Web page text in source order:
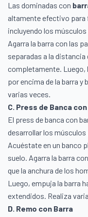
Las dominadas con
altamente efectivo para
incluyendo los
Agarra la barra con las
separadas a la distancia
completamente. Luego,
por encima de la barra
varias veces.
C. Press de Banca
El press de banca con
desarrollar los
Acuéstate en un banco
suelo. Agarra la barra
que la anchura de los
Luego, empuja la barra
extendidos. Realiza
D. Remo con Barra